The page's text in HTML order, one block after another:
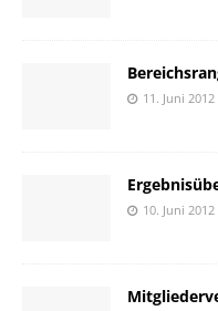
11. Juni 2012
10. Juni 2012